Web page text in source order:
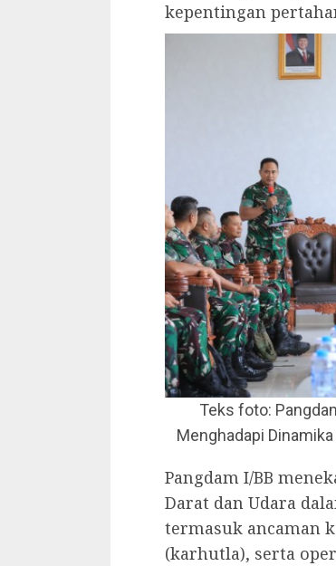
kepentingan
Teks foto:
Menghadapi
Pangdam I/BB
Darat dan Udara
termasuk ancaman
(karhutla), serta